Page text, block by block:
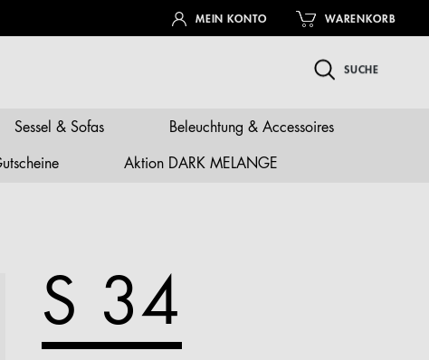
MEIN KONTO WARENKORB
SUCHE
Sessel & Sofas Beleuchtung & Accessoires
Aktion DARK MELANGE
S 34